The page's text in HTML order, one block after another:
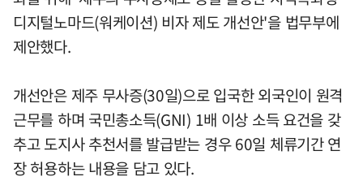
디지털노마드(워케이션) 비자 제도 개선안'을 법무부에
제안했다.
개선안은 제주 무사증(30일)으로 입국한 외국인이 원격
근무를 하며 국민총소득(GNI) 1배 이상 소득 요건을 갖
추고 도지사 추천서를 발급받는 경우 60일 체류기간 연
장 허용하는 내용을 담고 있다.